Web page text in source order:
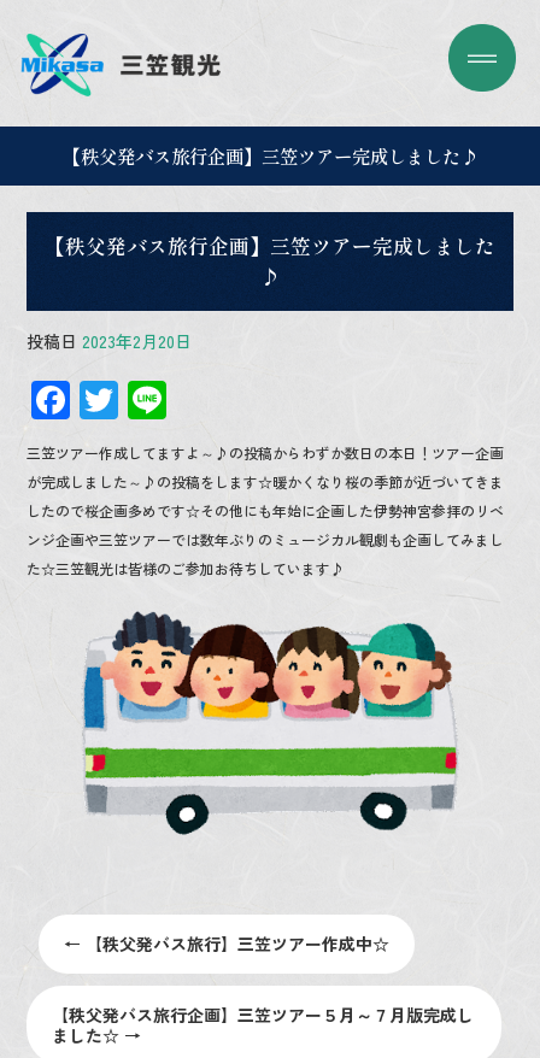
【秩父発バス旅行企画】三笠ツアー完成しました♪
【秩父発バス旅行企画】三笠ツアー完成しました
♪
投稿日 2023年2月20日
F
ac
e
b
o
o
k
T
wi
tt
er
n
e
三笠ツアー作成してますよ～♪の投稿からわずか数日の本日！ツアー企画
が完成しました～♪の投稿をします☆暖かくなり桜の季節が近づいてきま
したので桜企画多めです☆その他にも年始に企画した伊勢神宮参拝のリベ
ンジ企画や三笠ツアーでは数年ぶりのミュージカル観劇も企画してみまし
た☆三笠観光は皆様のご参加お待ちしています♪
← 【秩父発バス旅行】三笠ツアー作成中☆
【秩父発バス旅行企画】三笠ツアー５月～７月版完成し
ました☆ →